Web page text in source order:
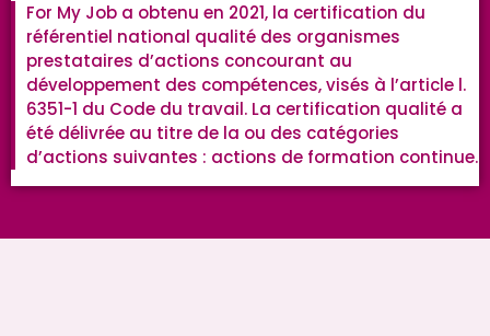
For My Job a obtenu en 2021, la certification du
référentiel national qualité des organismes
prestataires d’actions concourant au
développement des compétences, visés à l’article l.
6351-1 du Code du travail. La certification qualité a
été délivrée au titre de la ou des catégories
d’actions suivantes : actions de formation continue.